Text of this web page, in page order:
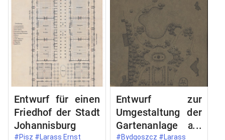
Entwurf für einen
Friedhof der Stadt
Johannisburg
#Pisz #Larass Ernst
Entwurf zur
Umgestaltung der
Gartenanlage am
#Bydgoszcz #Larass